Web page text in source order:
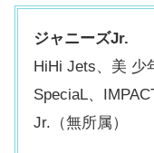
ジャニーズJr.
HiHi Jets、美 少
SpeciaL、
Jr.（無所属）